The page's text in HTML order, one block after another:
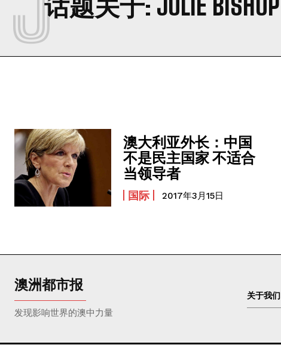
话题关于: JULIE BISHOP
澳大利亚外长：中国
不是民主国家 不适合
当领导者
国际 2017年3月15日
澳洲都市报
发现影响世界的澳中力量
关于我们